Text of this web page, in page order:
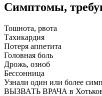
Симптомы,
Тошнота, рвота
Тахикардия
Потеря аппетита
Головная боль
Дрожь, озноб
Бессонница
Узнали один или более
ВЫЗВАТЬ ВРАЧА в